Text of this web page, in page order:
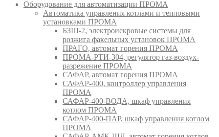
Оборудование для автоматизации ПРОМА
Автоматика управления котлами и тепловыми
установками ПРОМА
БЗШ-2, электроискровые системы для
розжига факельных установок ПРОМА
ПРАГО, автомат горения ПРОМА
ПРОМА-РТИ-304, регулятор газ-воздух-
разрежение ПРОМА
САФАР, автомат горения ПРОМА
САФАР-400, контроллер управления
ПРОМА
САФАР-400-ВОДА, шкаф управления
котлом ПРОМА
САФАР-400-ПАР, шкаф управления котлом
ПРОМА